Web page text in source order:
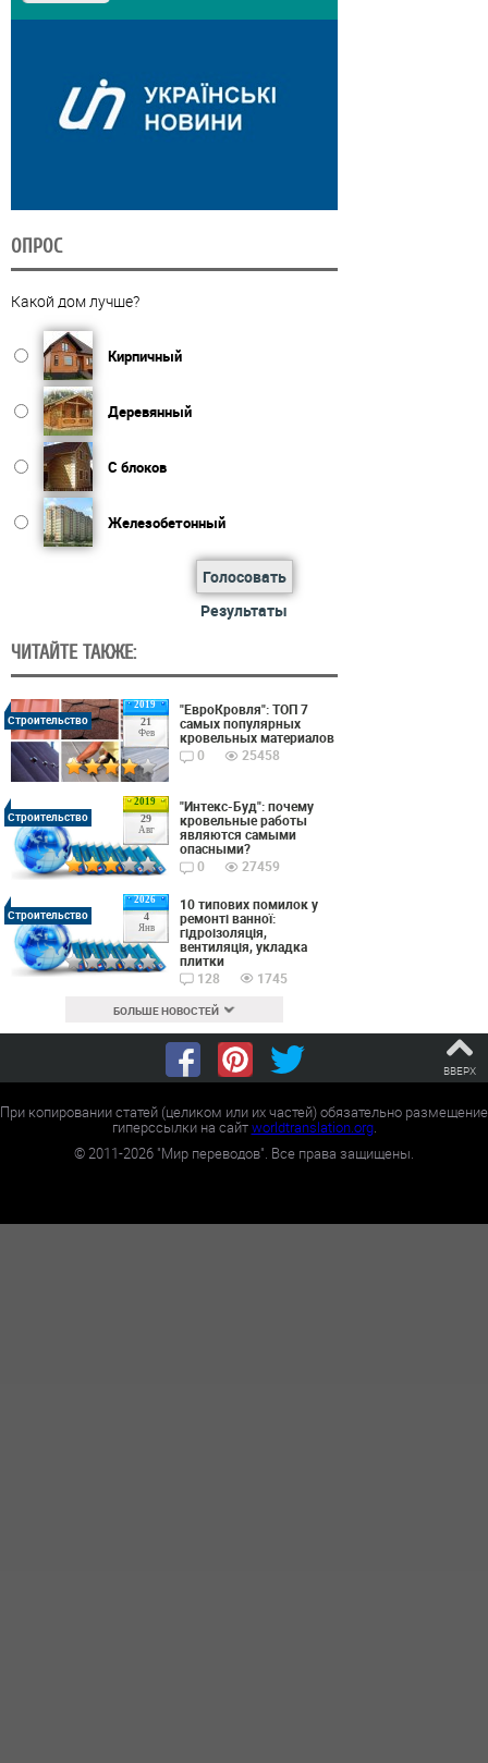
ОПРОС
Какой дом лучше?
Кирпичный
Деревянный
С блоков
Железобетонный
Голосовать
Результаты
ЧИТАЙТЕ ТАКЖЕ:
2019
21
Фев
Строительство
"ЕвроКровля": ТОП 7
самых популярных
кровельных материалов
0
25458
2019
29
Авг
Строительство
"Интекс-Буд": почему
кровельные работы
являются самыми
опасными?
0
27459
2026
4
Янв
Строительство
10 типових помилок у
ремонті ванної:
гідроізоляція,
вентиляція, укладка
плитки
128
1745
БОЛЬШЕ НОВОСТЕЙ
ВВЕРХ
При копировании статей (целиком или их частей) обязательно размещение
гиперссылки на сайтworldtranslation.org.
©2011-2026 "Мир переводов". Все права защищены.